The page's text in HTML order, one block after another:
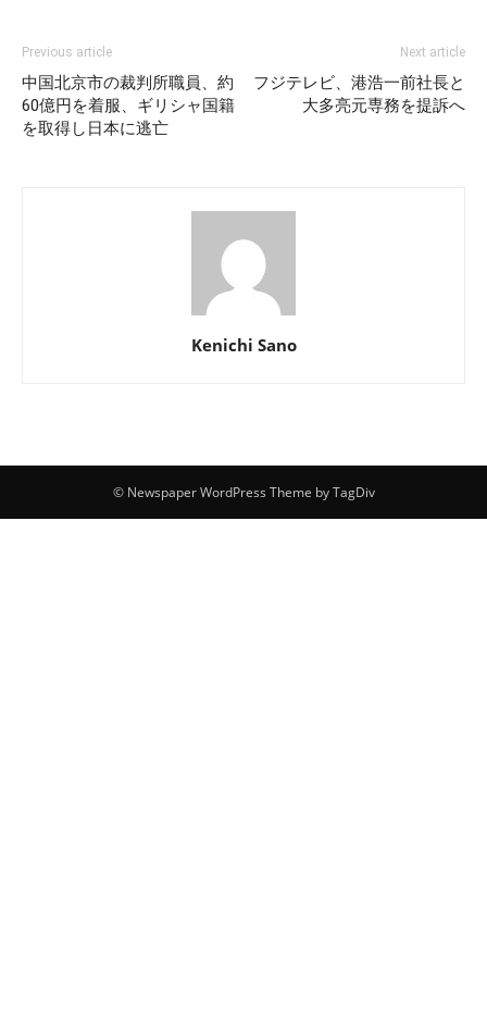
Previous article
中国北京市の裁判所職員、約
60億円を着服、ギリシャ国籍
を取得し日本に逃亡
Next article
フジテレビ、港浩一前社長と
大多亮元専務を提訴へ
Kenichi Sano
© Newspaper WordPress Theme by TagDiv